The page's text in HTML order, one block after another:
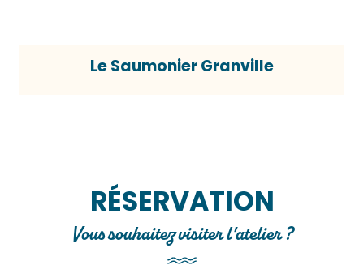
Le Saumonier Granville
RÉSERVATION
Vous souhaitez visiter l'atelier ?